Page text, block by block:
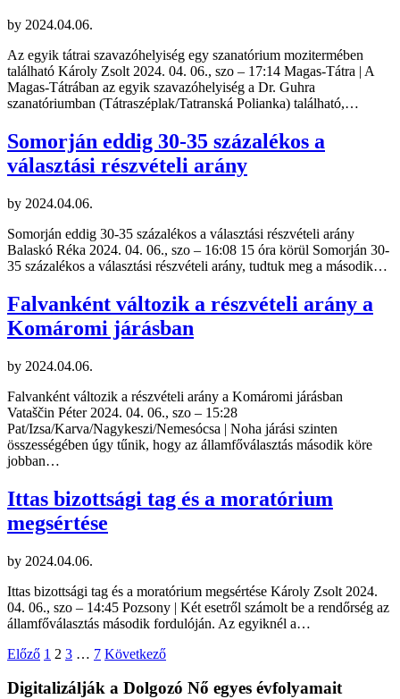
by 2024.04.06.
Az egyik tátrai szavazóhelyiség egy szanatórium mozitermében
található Károly Zsolt 2024. 04. 06., szo – 17:14 Magas-Tátra | A
Magas-Tátrában az egyik szavazóhelyiség a Dr. Guhra
szanatóriumban (Tátraszéplak/Tatranská Polianka) található,…
Somorján eddig 30-35 százalékos a
választási részvételi arány
by 2024.04.06.
Somorján eddig 30-35 százalékos a választási részvételi arány
Balaskó Réka 2024. 04. 06., szo – 16:08 15 óra körül Somorján 30-
35 százalékos a választási részvételi arány, tudtuk meg a második…
Falvanként változik a részvételi arány a
Komáromi járásban
by 2024.04.06.
Falvanként változik a részvételi arány a Komáromi járásban
Vataščin Péter 2024. 04. 06., szo – 15:28
Pat/Izsa/Karva/Nagykeszi/Nemesócsa | Noha járási szinten
összességében úgy tűnik, hogy az államfőválasztás második köre
jobban…
Ittas bizottsági tag és a moratórium
megsértése
by 2024.04.06.
Ittas bizottsági tag és a moratórium megsértése Károly Zsolt 2024.
04. 06., szo – 14:45 Pozsony | Két esetről számolt be a rendőrség az
államfőválasztás második fordulóján. Az egyiknél a…
Bejegyzések
lapozása
Előző 1 2 3 … 7 Következő
Digitalizálják a Dolgozó Nő egyes évfolyamait